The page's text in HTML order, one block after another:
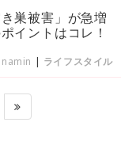
巣被害」が急増
イントはコレ！
| ライフスタイル